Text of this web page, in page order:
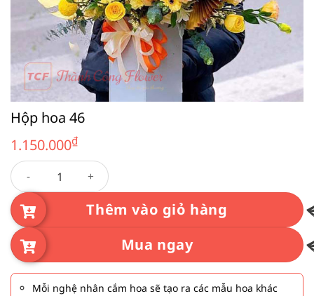
Hộp hoa 46
1.150.000₫
Hộp hoa 46 số lượng
Thêm vào giỏ hàng
Mua ngay
Mỗi nghệ nhân cắm hoa sẽ tạo ra các mẫu hoa khác